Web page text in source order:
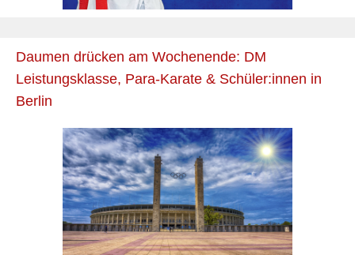
Daumen drücken am Wochenende: DM
Leistungsklasse, Para-Karate & Schüler:innen in
Berlin